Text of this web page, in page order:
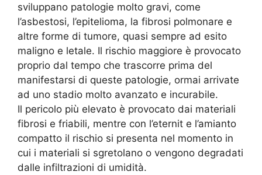
sviluppano patologie molto gravi, come
l’asbestosi, l’epitelioma, la fibrosi polmonare e
altre forme di tumore, quasi sempre ad esito
maligno e letale. Il rischio maggiore è provocato
proprio dal tempo che trascorre prima del
manifestarsi di queste patologie, ormai arrivate
ad uno stadio molto avanzato e incurabile.
Il pericolo più elevato è provocato dai materiali
fibrosi e friabili, mentre con l’eternit e l’amianto
compatto il rischio si presenta nel momento in
cui i materiali si sgretolano o vengono degradati
dalle infiltrazioni di umidità.